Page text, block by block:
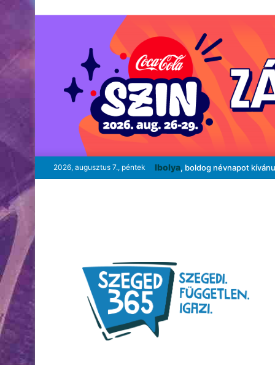
2026, augusztus 7., péntek Ibolya, boldog névnapot